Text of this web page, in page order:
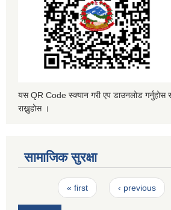
यस QR Code स्क्यान गरी एप डाउनलोड गर्नुहोस
राख्नुहोस ।
सामाजिक सुरक्षा
Pages« first ‹ previous